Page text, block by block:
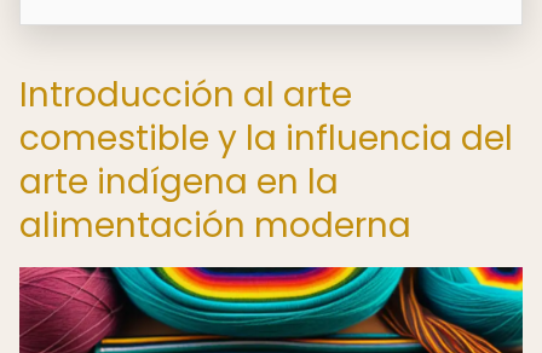
Introducción al arte
comestible y la influencia del
arte indígena en la
alimentación moderna